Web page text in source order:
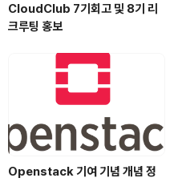
CloudClub 7기회고 및 8기 리
크루팅 홍보
Openstack 기여 기념 개념 정